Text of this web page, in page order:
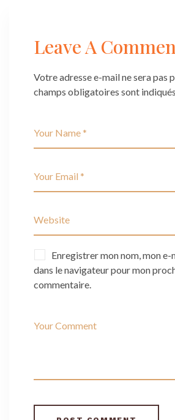
Leave A
Votre adresse e-mail ne sera pas
champs obligatoires sont
Enregistrer mon nom, mon
dans le navigateur pour mon
commentaire.